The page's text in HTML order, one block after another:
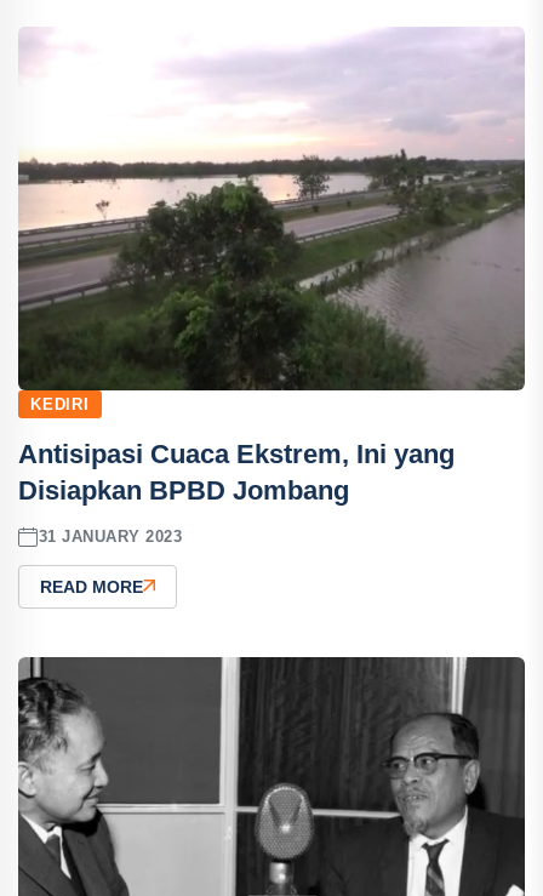
KEDIRI
Antisipasi Cuaca Ekstrem, Ini yang
Disiapkan BPBD Jombang
31 JANUARY 2023
READ MORE